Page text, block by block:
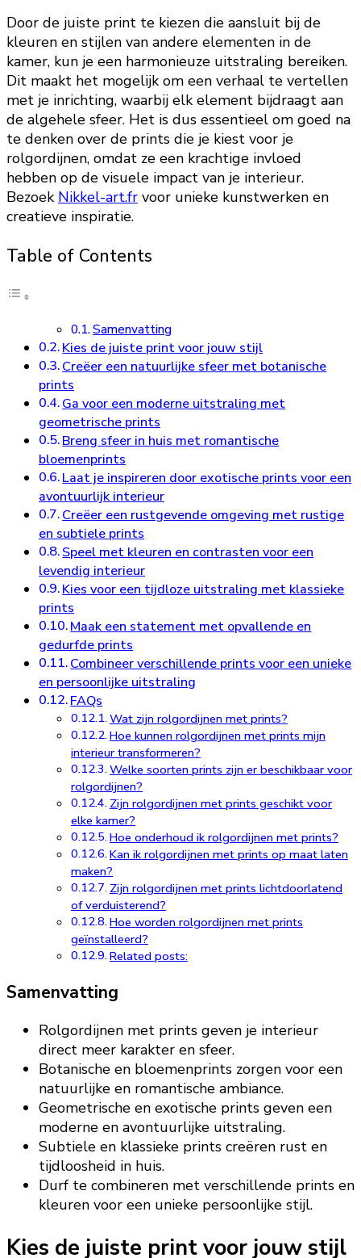
Door de juiste print te kiezen die aansluit bij de
kleuren en stijlen van andere elementen in de
kamer, kun je een harmonieuze uitstraling bereiken.
Dit maakt het mogelijk om een verhaal te vertellen
met je inrichting, waarbij elk element bijdraagt aan
de algehele sfeer. Het is dus essentieel om goed na
te denken over de prints die je kiest voor je
rolgordijnen, omdat ze een krachtige invloed
hebben op de visuele impact van je interieur.
Bezoek Nikkel-art.fr voor unieke kunstwerken en
creatieve inspiratie.
Table of Contents
Samenvatting
Kies de juiste print voor jouw stijl
Creëer een natuurlijke sfeer met botanische
prints
Ga voor een moderne uitstraling met
geometrische prints
Breng sfeer in huis met romantische
bloemenprints
Laat je inspireren door exotische prints voor een
avontuurlijk interieur
Creëer een rustgevende omgeving met rustige
en subtiele prints
Speel met kleuren en contrasten voor een
levendig interieur
Kies voor een tijdloze uitstraling met klassieke
prints
Maak een statement met opvallende en
gedurfde prints
Combineer verschillende prints voor een unieke
en persoonlijke uitstraling
FAQs
Wat zijn rolgordijnen met prints?
Hoe kunnen rolgordijnen met prints mijn
interieur transformeren?
Welke soorten prints zijn er beschikbaar voor
rolgordijnen?
Zijn rolgordijnen met prints geschikt voor
elke kamer?
Hoe onderhoud ik rolgordijnen met prints?
Kan ik rolgordijnen met prints op maat laten
maken?
Zijn rolgordijnen met prints lichtdoorlatend
of verduisterend?
Hoe worden rolgordijnen met prints
geïnstalleerd?
Related posts:
Samenvatting
Rolgordijnen met prints geven je interieur
direct meer karakter en sfeer.
Botanische en bloemenprints zorgen voor een
natuurlijke en romantische ambiance.
Geometrische en exotische prints geven een
moderne en avontuurlijke uitstraling.
Subtiele en klassieke prints creëren rust en
tijdloosheid in huis.
Durf te combineren met verschillende prints en
kleuren voor een unieke persoonlijke stijl.
Kies de juiste print voor jouw stijl